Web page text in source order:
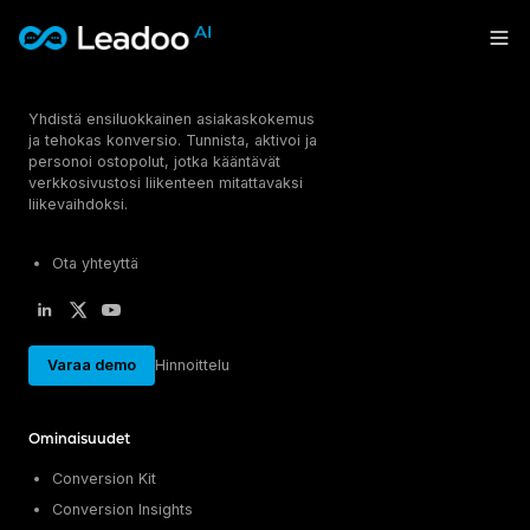
Leadoo – Conversion Platform
Alusta
OMINAISUUDET
Conversion Kit
Conversion Experts
InpageBot
VisualBot
LiveChat
CTA
Leadoo AI -tekoäly
Ratkaisut
Vapaa-aika & Matkailu
Asiantuntijapalvelut & Hyvinvointi
Liidien hankinta
Rekrytointi
Myynti
Asiakastarinat
Blogi
Tapahtumat
Ota yhteyttä
Kirjaudu sisään
English
Yhdistä ensiluokkainen asiakaskokemus
ja tehokas konversio. Tunnista, aktivoi ja
personoi ostopolut, jotka kääntävät
verkkosivustosi liikenteen mitattavaksi
liikevaihdoksi.
Ota yhteyttä
Varaa demo Hinnoittelu
Ominaisuudet
Conversion Kit
Conversion Insights